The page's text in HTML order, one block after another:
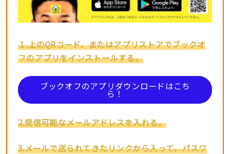
１.上のQRコード、またはアプリストアでブックオ
フのアプリをインストールする。
ブックオフのアプリダウンロードはこち
ら！
2.受信可能なメールアドレスを入れる。
3.メールで送られてきたリンクから入って、パスワ